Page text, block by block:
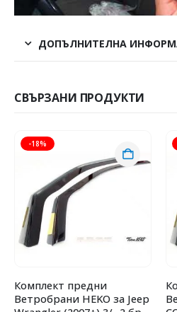
ДОПЪЛНИТЕЛНА
СВЪРЗАНИ ПРОДУКТИ
-18%
Комплект предни
Ветробрани HEKO за Jeep